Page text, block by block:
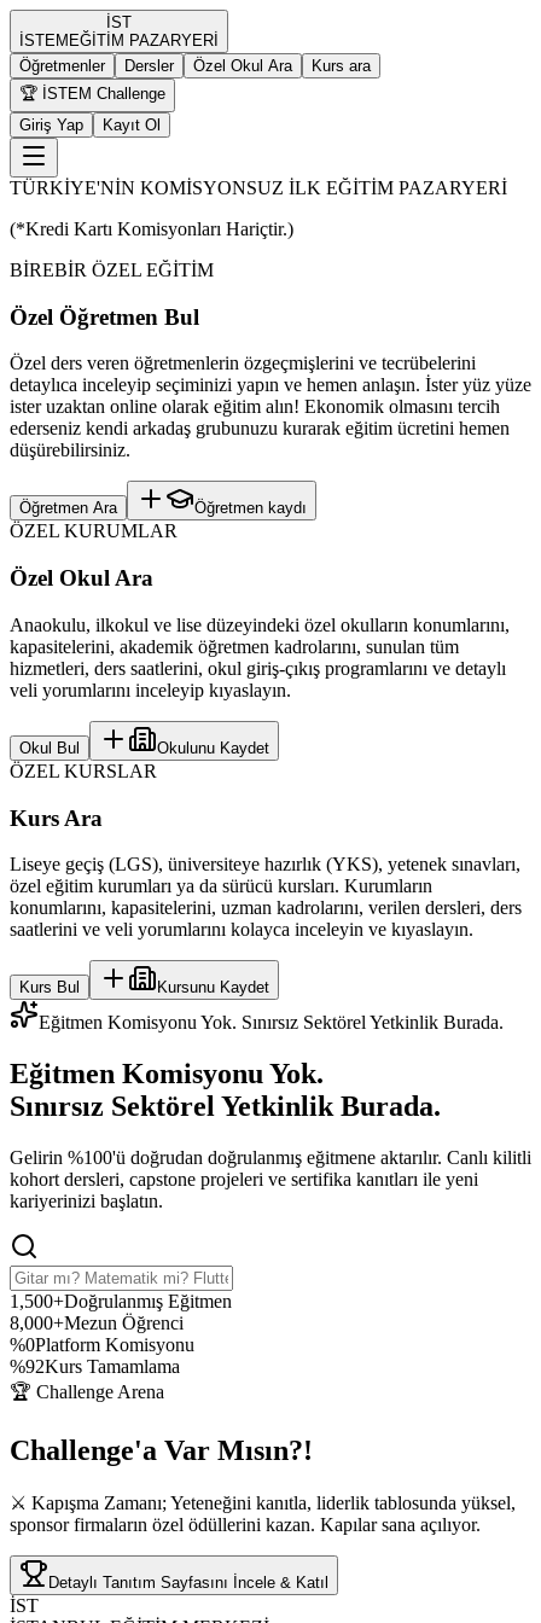
İST
İSTEM EĞİTİM PAZARYERİ
Öğretmenler
Dersler Özel Okul Ara
Kurs ara
🏆 İSTEM Challenge
Giriş Yap
Kayıt Ol
TÜRKİYE'NİN KOMİSYONSUZ İLK EĞİTİM PAZARYERİ
(*Kredi Kartı Komisyonları Hariçtir.)
BİREBİR ÖZEL EĞİTİM
Özel Öğretmen Bul
Özel ders veren öğretmenlerin özgeçmişlerini ve tecrübelerini
detaylıca inceleyip seçiminizi yapın ve hemen anlaşın. İster yüz yüze
ister uzaktan online olarak eğitim alın! Ekonomik olmasını tercih
ederseniz kendi arkadaş grubunuzu kurarak eğitim ücretini hemen
düşürebilirsiniz.
Öğretmen Ara Öğretmen kaydı
ÖZEL KURUMLAR
Özel Okul Ara
Anaokulu, ilkokul ve lise düzeyindeki özel okulların konumlarını,
kapasitelerini, akademik öğretmen kadrolarını, sunulan tüm
hizmetleri, ders saatlerini, okul giriş-çıkış programlarını ve detaylı
veli yorumlarını inceleyip kıyaslayın.
Okul Bul Okulunu Kaydet
ÖZEL KURSLAR
Kurs Ara
Liseye geçiş (LGS), üniversiteye hazırlık (YKS), yetenek sınavları,
özel eğitim kurumları ya da sürücü kursları. Kurumların
konumlarını, kapasitelerini, uzman kadrolarını, verilen dersleri, ders
saatlerini ve veli yorumlarını kolayca inceleyin ve kıyaslayın.
Kurs Bul Kursunu Kaydet
Eğitmen Komisyonu Yok. Sınırsız Sektörel Yetkinlik Burada.
Eğitmen Komisyonu Yok.
Sınırsız Sektörel YetkinlikBurada.
Gelirin %100'ü doğrudan doğrulanmış eğitmene aktarılır. Canlı kilitli
kohort dersleri, capstone projeleri ve sertifika kanıtları ile yeni
kariyerinizi başlatın.
1,500+Doğrulanmış Eğitmen
8,000+Mezun Öğrenci
%0Platform Komisyonu
%92Kurs Tamamlama
🏆 Challenge Arena
Challenge'a Var Mısın?!
⚔️ Kapışma Zamanı; Yeteneğini kanıtla, liderlik tablosunda yüksel,
sponsor firmaların özel ödüllerini kazan. Kapılar sana açılıyor.
Detaylı Tanıtım Sayfasını İncele & Katıl
İST